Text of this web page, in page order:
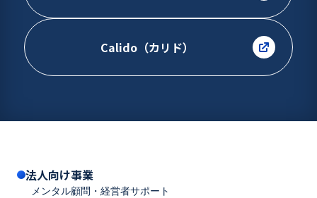
Calido（カリド）
法人向け事業
メンタル顧問・経営者サポート